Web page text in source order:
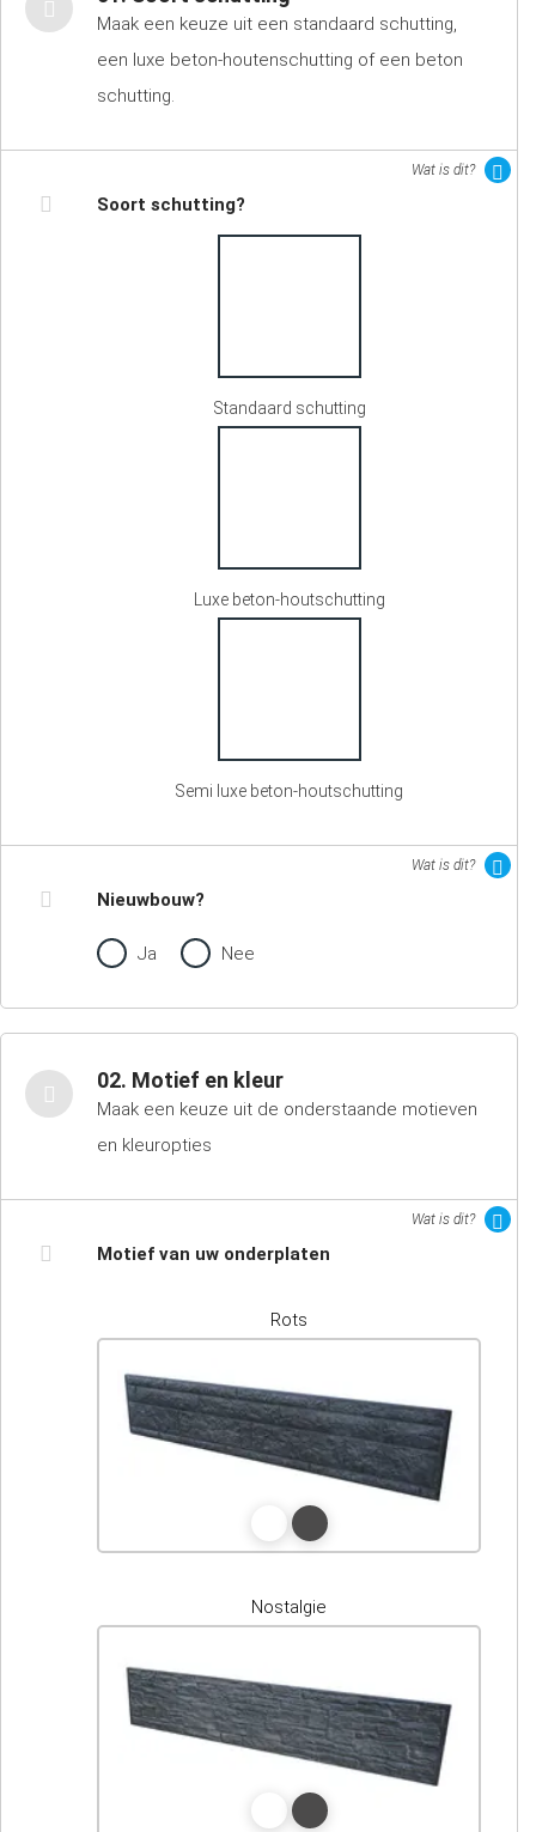
Maak een keuze uit een standaard schutting,
een luxe beton-houtenschutting of een beton
schutting.
Wat is dit?
Soort schutting?
Standaard schutting
Luxe beton-houtschutting
Semi luxe beton-houtschutting
Wat is dit?
Nieuwbouw?
Ja Nee
02. Motief en kleur
Maak een keuze uit de onderstaande motieven
en kleuropties
Wat is dit?
Motief van uw onderplaten
Rots
Nostalgie